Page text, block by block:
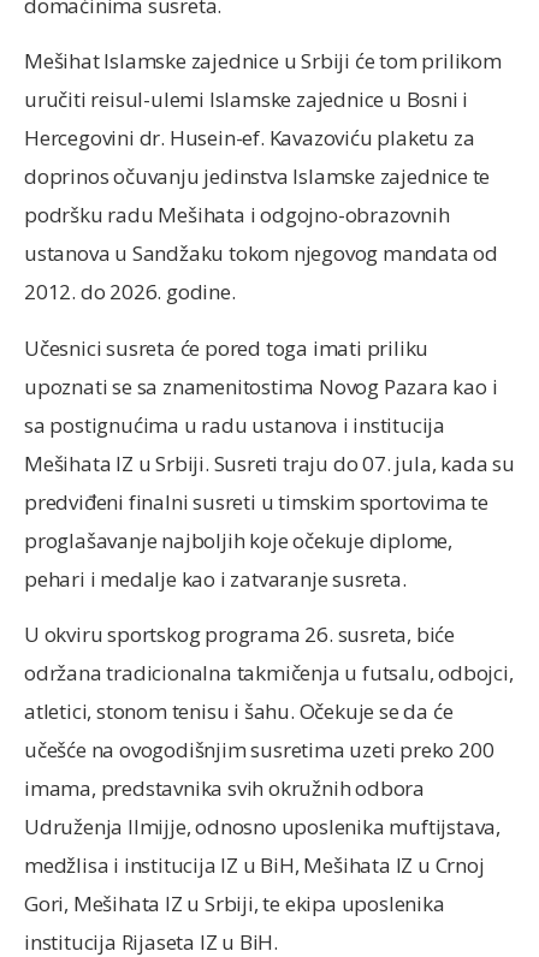
Mešihat Islamske zajednice u Srbiji će tom prilikom
uručiti reisul-ulemi Islamske zajednice u Bosni i
Hercegovini dr. Husein-ef. Kavazoviću plaketu za
doprinos očuvanju jedinstva Islamske zajednice te
podršku radu Mešihata i odgojno-obrazovnih
ustanova u Sandžaku tokom njegovog mandata od
2012. do 2026. godine.
Učesnici susreta će pored toga imati priliku
upoznati se sa znamenitostima Novog Pazara kao i
sa postignućima u radu ustanova i institucija
Mešihata IZ u Srbiji. Susreti traju do 07. jula, kada su
predviđeni finalni susreti u timskim sportovima te
proglašavanje najboljih koje očekuje diplome,
pehari i medalje kao i zatvaranje susreta.
U okviru sportskog programa 26. susreta, biće
održana tradicionalna takmičenja u futsalu, odbojci,
atletici, stonom tenisu i šahu. Očekuje se da će
učešće na ovogodišnjim susretima uzeti preko 200
imama, predstavnika svih okružnih odbora
Udruženja Ilmijje, odnosno uposlenika muftijstava,
medžlisa i institucija IZ u BiH, Mešihata IZ u Crnoj
Gori, Mešihata IZ u Srbiji, te ekipa uposlenika
institucija Rijaseta IZ u BiH.